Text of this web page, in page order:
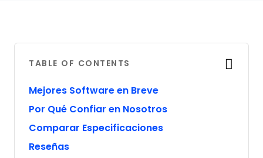
TABLE OF CONTENTS
Mejores Software en Breve
Por Qué Confiar en Nosotros
Comparar Especificaciones
Reseñas